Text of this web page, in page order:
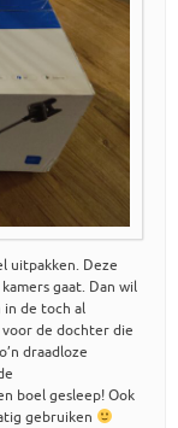
uitpakken. Deze
gaat. Dan wil
in de toch al
de dochter die
draadloze
boel gesleep! Ook
gebruiken